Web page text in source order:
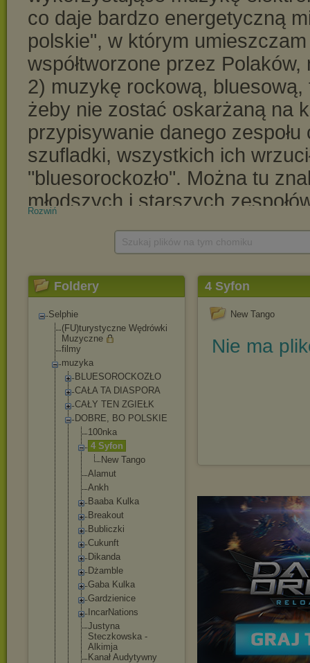
Rozwiń
Foldery
Selphie
(FU)turystyczne Wędrówki
Muzyczne
filmy
muzyka
BLUESOROCKOZŁO
CAŁA TA DIASPORA
CAŁY TEN ZGIEŁK
DOBRE, BO POLSKIE
100nka
4 Syfon
New Tango
Alamut
Ankh
Baaba Kulka
Breakout
Bubliczki
Cukunft
Dikanda
Dżamble
Gaba Kulka
Gardzienice
IncarNations
Justyna
Steczkowska -
Alkimja
Kanał Audytywny
4 Syfon
New Tango
Nie ma